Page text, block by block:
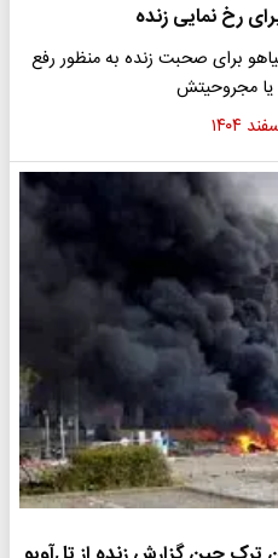
رخ نمایی زنده
برای صحبت زنده به منظور رفع
مجروحیتش